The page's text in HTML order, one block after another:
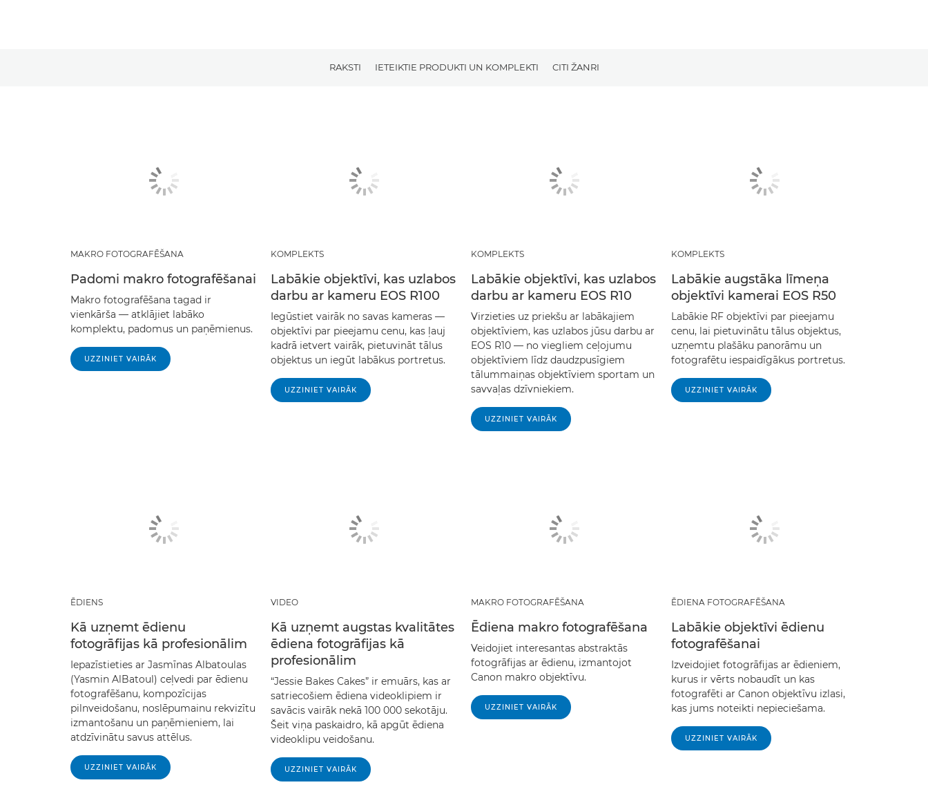
RAKSTI IETEIKTIE PRODUKTI UN KOMPLEKTI CITI ŽANRI
MAKRO FOTOGRAFĒŠANA
Padomi makro fotografēšanai
Makro fotografēšana tagad ir
vienkārša — atklājiet labāko
komplektu, padomus un paņēmienus.
UZZINIET VAIRĀK
KOMPLEKTS
Labākie objektīvi, kas uzlabos
darbu ar kameru EOS R100
Iegūstiet vairāk no savas kameras —
objektīvi par pieejamu cenu, kas ļauj
kadrā ietvert vairāk, pietuvināt tālus
objektus un iegūt labākus portretus.
UZZINIET VAIRĀK
KOMPLEKTS
Labākie objektīvi, kas uzlabos
darbu ar kameru EOS R10
Virzieties uz priekšu ar labākajiem
objektīviem, kas uzlabos jūsu darbu ar
EOS R10 — no viegliem ceļojumu
objektīviem līdz daudzpusīgiem
tālummaiņas objektīviem sportam un
savvaļas dzīvniekiem.
UZZINIET VAIRĀK
KOMPLEKTS
Labākie augstāka līmeņa
objektīvi kamerai EOS R50
Labākie RF objektīvi par pieejamu
cenu, lai pietuvinātu tālus objektus,
uzņemtu plašāku panorāmu un
fotografētu iespaidīgākus portretus.
UZZINIET VAIRĀK
ĒDIENS
Kā uzņemt ēdienu
fotogrāfijas kā profesionālim
Iepazīstieties ar Jasmīnas Albatoulas
(Yasmin AlBatoul) ceļvedi par ēdienu
fotografēšanu, kompozīcijas
pilnveidošanu, noslēpumainu rekvizītu
izmantošanu un paņēmieniem, lai
atdzīvinātu savus attēlus.
UZZINIET VAIRĀK
VIDEO
Kā uzņemt augstas kvalitātes
ēdiena fotogrāfijas kā
profesionālim
“Jessie Bakes Cakes” ir emuārs, kas ar
satriecošiem ēdiena videoklipiem ir
savācis vairāk nekā 100 000 sekotāju.
Šeit viņa paskaidro, kā apgūt ēdiena
videoklipu veidošanu.
UZZINIET VAIRĀK
MAKRO FOTOGRAFĒŠANA
Ēdiena makro fotografēšana
Veidojiet interesantas abstraktās
fotogrāfijas ar ēdienu, izmantojot
Canon makro objektīvu.
UZZINIET VAIRĀK
ĒDIENA FOTOGRAFĒŠANA
Labākie objektīvi ēdienu
fotografēšanai
Izveidojiet fotogrāfijas ar ēdieniem,
kurus ir vērts nobaudīt un kas
fotografēti ar Canon objektīvu izlasi,
kas jums noteikti nepieciešama.
UZZINIET VAIRĀK